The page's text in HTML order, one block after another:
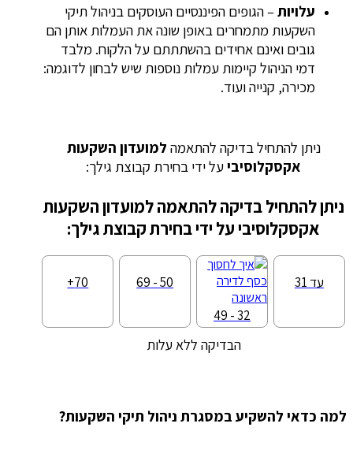
עלויות– הגופים הפיננסיים העוסקים בניהול תיקי
השקעות מתמחרים באופן שונה את העמלות אותן הם
גובים ואינם אחידים בהשתתתם על הלקוח. מלבד
דמי הניהול קיימות עמלות נוספות שיש לבחון לדוגמה:
מכירה, קנייה ועוד.
ניתן להתחיל בדיקה להתאמה למועדון השקעות
אקסקלוסיביעל ידי בחירת קבוצת גילך:
ניתן להתחיל בדיקה להתאמה למועדון השקעות
אקסקלוסיבי על ידי בחירת קבוצת גילך:
עד 31
32 - 49
50 - 69
70+
הבדיקה ללא עלות
למה כדאי להשקיע במסגרת ניהול תיקי השקעות?